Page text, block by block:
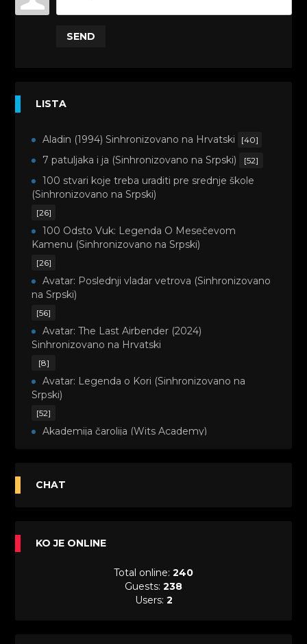
SEND
LISTA
Aladin (1994) Sinhronizovano na Hrvatski [40]
7 patuljaka i ja (Sinhronizovano na Srpski) [52]
100 stvari koje treba uraditi pre srednje škole
(Sinhronizovano na Srpski)
[26]
100 Odsto Vuk: Legenda O Mesečevom
Kamenu (Sinhronizovano na Srpski)
[26]
Avatar: Poslednji vladar vetrova (Sinhronizovano
na Srpski)
[56]
Avatar: The Last Airbender (2024)
Sinhronizovano na Hrvatski
[8]
Avatar: Legenda o Kori (Sinhronizovano na
Srpski)
[52]
Akademija čarolija (Wits Academy)
Avanture Maje i Marka (Sinhronizovano na
Sinhronizovano na Srpski
A.T.O.M. (Alpha Teens On Machines)
Sinhronizovano na Hrvatski
CHAT
KO JE ONLINE
Total online: 240
Guests: 238
Users: 2